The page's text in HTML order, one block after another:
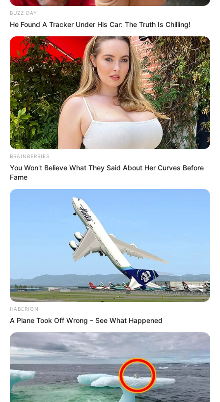
BUZZ DAY
He Found A Tracker Under His Car: The Truth Is Chilling!
BRAINBERRIES
You Won't Believe What They Said About Her Curves Before
Fame
HABERION
A Plane Took Off Wrong – See What Happened